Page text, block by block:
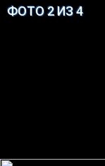
ФОТО 2 ИЗ 4